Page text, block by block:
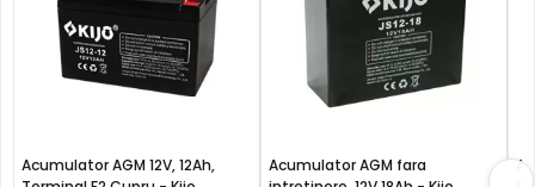
Acumulator AGM 12V, 12Ah,
Acumulator AGM fara